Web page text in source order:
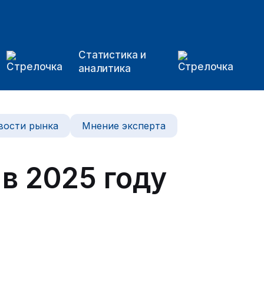
Статистика и
аналитика
рынка Мнение эксперта
2025 году